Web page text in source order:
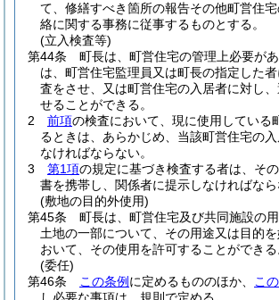
て、修繕すべき箇所の報告その他町営住
絡に関する事務に従事するものとする。
(立入検査等)
第44条
町長は、町営住宅の管理上必要が
は、町営住宅監理員又は町長の指定した
査をさせ、又は町営住宅の入居者に対し
せることができる。
2
前項の検査において、現に使用している
るときは、あらかじめ、当該町営住宅の
なければならない。
3
第1項の規定に基づき検査する者は、そ
書を携帯し、関係者に提示しなければなら
(敷地の目的外使用)
第45条
町長は、町営住宅及び共同施設の
土地の一部について、その用途又は目的
おいて、その使用を許可することができる
(委任)
第46条
この条例 に定めるもののほか、 こ